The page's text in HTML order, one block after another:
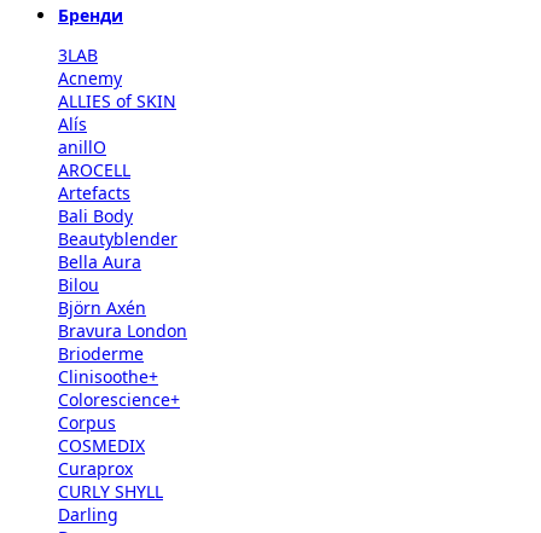
Бренди
3LAB
Acnemy
ALLIES of SKIN
Alís
anillO
AROCELL
Artefacts
Bali Body
Beautyblender
Bella Aura
Bilou
Björn Axén
Bravura London
Brioderme
Clinisoothe+
Colorescience+
Corpus
COSMEDIX
Curaprox
CURLY SHYLL
Darling